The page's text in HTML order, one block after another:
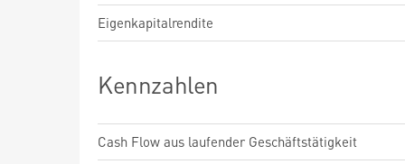
Eigenkapitalrendite
Kennzahlen
Cash Flow aus laufender Geschäftstätigkeit